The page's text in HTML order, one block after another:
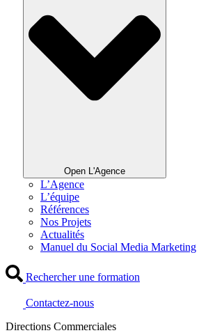
Open L'Agence
L’Agence
L’équipe
Références
Nos Projets
Actualités
Manuel du Social Media Marketing
Rechercher une formation
Contactez-nous
Directions Commerciales